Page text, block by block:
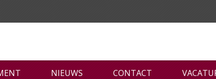
NIEUWS CONTACT